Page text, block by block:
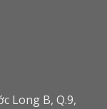
Long B, Q.9,